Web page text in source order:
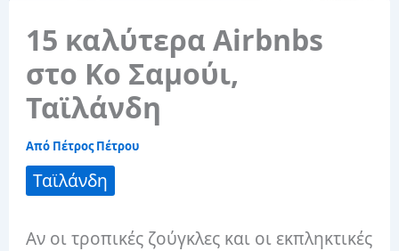
15 καλύτερα Airbnbs
στο Κο Σαμούι,
Ταϊλάνδη
Από Πέτρος Πέτρου
Ταϊλάνδη
Αν οι τροπικές ζούγκλες και οι εκπληκτικές